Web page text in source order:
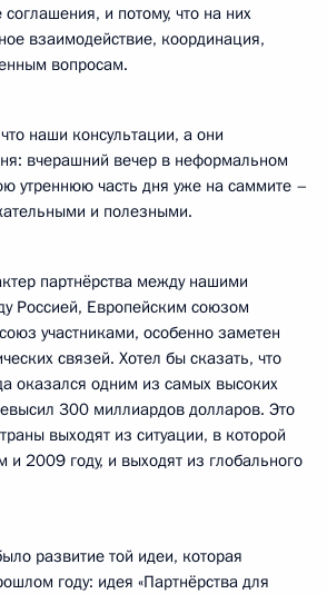
и потому, что на них
взаимодействие, координация,
вопросам.
наши консультации, а они
вчерашний вечер в неформальном
утреннюю часть дня уже на саммите –
и полезными.
партнёрства между нашими
Россией, Европейским союзом
участниками, особенно заметен
связей. Хотел бы сказать, что
оказался одним из самых высоких
300 миллиардов долларов. Это
выходят из ситуации, в которой
2009 году, и выходят из глобального
развитие той идеи, которая
году: идея «Партнёрства для